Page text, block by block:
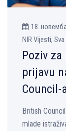
18.
NIR Vijesti,
Poziv
prijavu
Council-
British
mlade